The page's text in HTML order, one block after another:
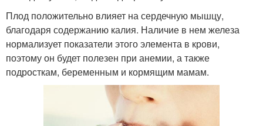
Плод положительно влияет на сердечную мышцу,
благодаря содержанию калия. Наличие в нем железа
нормализует показатели этого элемента в крови,
поэтому он будет полезен при анемии, а также
подросткам, беременным и кормящим мамам.